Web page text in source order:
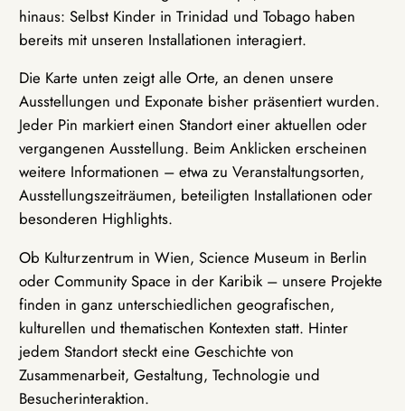
hinaus: Selbst Kinder in Trinidad und Tobago haben
bereits mit unseren Installationen interagiert.
Die Karte unten zeigt alle Orte, an denen unsere
Ausstellungen und Exponate bisher präsentiert wurden.
Jeder Pin markiert einen Standort einer aktuellen oder
vergangenen Ausstellung. Beim Anklicken erscheinen
weitere Informationen – etwa zu Veranstaltungsorten,
Ausstellungszeiträumen, beteiligten Installationen oder
besonderen Highlights.
Ob Kulturzentrum in Wien, Science Museum in Berlin
oder Community Space in der Karibik – unsere Projekte
finden in ganz unterschiedlichen geografischen,
kulturellen und thematischen Kontexten statt. Hinter
jedem Standort steckt eine Geschichte von
Zusammenarbeit, Gestaltung, Technologie und
Besucherinteraktion.